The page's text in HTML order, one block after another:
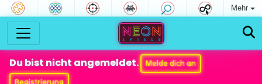
Mehr
Du bist nicht angemeldet.
Melde dich an
Registrierung